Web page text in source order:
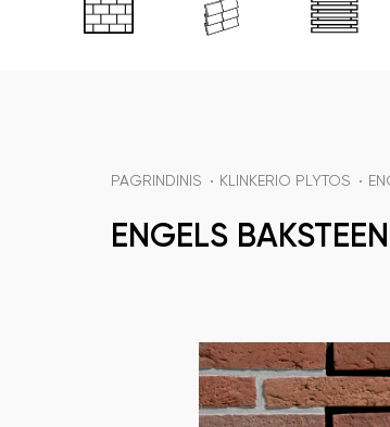
PAGRINDINIS KLINKERIO PLYTOS
ENGELS